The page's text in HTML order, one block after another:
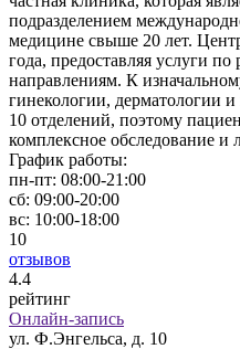
подразделением
медицине свыше 20 лет.
года, предоставляя услуги
направлениям. К
гинекологии, дерматологии
10 отделений, поэтому
комплексное обследование и
График работы:
пн-пт: 08:00-21:00
сб: 09:00-20:00
вс: 10:00-18:00
10
отзывов
4.4
рейтинг
Онлайн-запись
ул. Ф.Энгельса, д. 10